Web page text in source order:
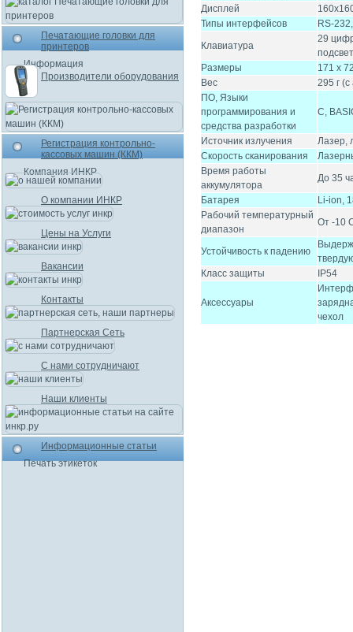
Дисплей
Типы интерфейсов
RS-
Клавиатура
29
Размеры
171 х
Вес
295 г
ПО, Языки
программирования и
средства разработки
C,
Источник излучения
Лазер,
Скорость сканирования
Время работы
аккумулятора
До 35
Батарея
Li-ion,
Рабочий температурный
диапазон
От -10
Устойчивость к падению
Класс защиты
IP54
Аксессуары
чехол
Печатающие головки для
принтеров
Информация
Производители оборудования
Регистрация контрольно-
кассовых машин (ККМ)
Компания ИНКР
О компании ИНКР
Цены на Услуги
Вакансии
Контакты
Партнерская Сеть
С нами сотрудничают
Наши клиенты
Информационные статьи
Печать этикеток